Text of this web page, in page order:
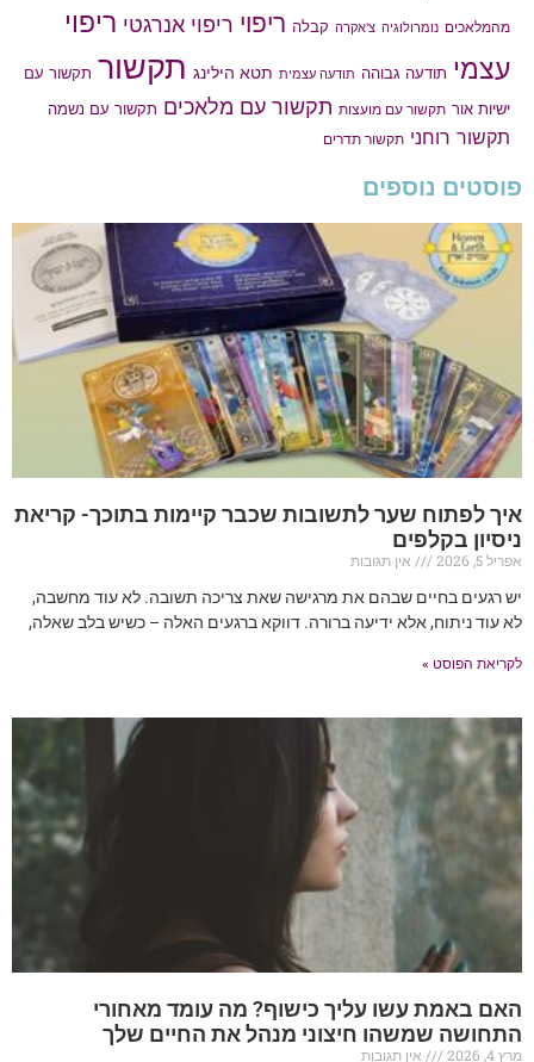
מהמלאכים נומרולוגיה צ'אקרה קבלה ריפוי ריפוי אנרגטי ריפוי
עצמי תודעה גבוהה תודעה עצמית תטא הילינג תקשור תקשור עם
ישיות אור תקשור עם מועצות תקשור עם מלאכים תקשור עם נשמה
תקשור רוחני תקשור תדרים
פוסטים נוספים
איך לפתוח שער לתשובות שכבר קיימות בתוכך- קריאת
ניסיון בקלפים
אפריל 5, 2026
אין תגובות
יש רגעים בחיים שבהם את מרגישה שאת צריכה תשובה. לא עוד מחשבה,
לא עוד ניתוח, אלא ידיעה ברורה. דווקא ברגעים האלה – כשיש בלב שאלה,
לקריאת הפוסט »
האם באמת עשו עליך כישוף? מה עומד מאחורי
התחושה שמשהו חיצוני מנהל את החיים שלך
מרץ 4, 2026
אין תגובות